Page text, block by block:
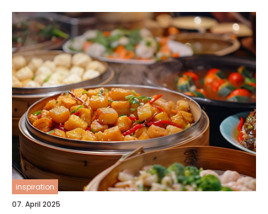
inspiration
07. April 2025